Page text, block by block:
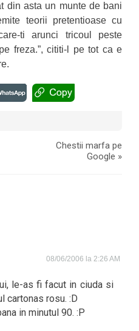
din asta un munte de bani
teorii pretentioase cu
ti arunci tricoul peste
freza.”, cititi-l pe tot ca e
Chestii marfa pe
Google »
08/06/2006 la 2:26 AM
le-as fi facut in ciuda si
cartonas rosu. :D
in minutul 90. :P